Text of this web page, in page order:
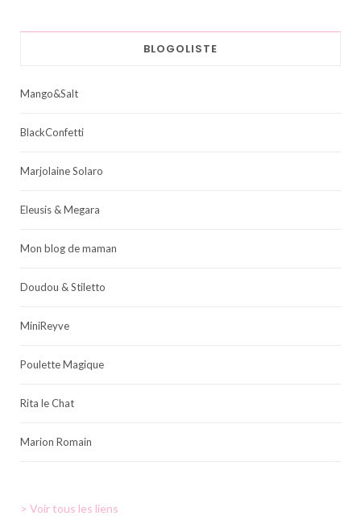
BLOGOLISTE
Mango&Salt
BlackConfetti
Marjolaine Solaro
Eleusis & Megara
Mon blog de maman
Doudou & Stiletto
MiniReyve
Poulette Magique
Rita le Chat
Marion Romain
> Voir tous les liens